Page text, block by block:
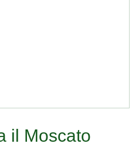
il Moscato